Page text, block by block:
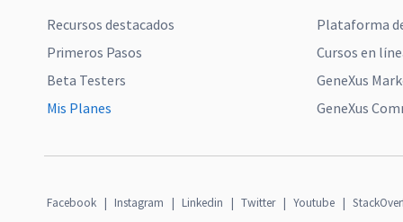
Recursos destacados
Primeros Pasos
Beta Testers
Mis Planes
Plataforma
Cursos en
GeneXus
GeneXus
Facebook | Instagram | Linkedin | Twitter | Youtube |